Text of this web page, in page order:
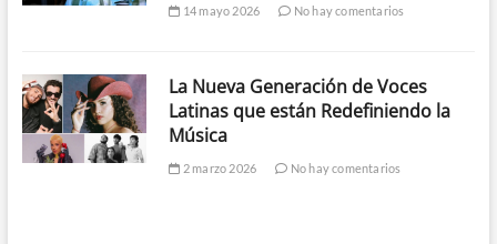
14 mayo 2026 No hay comentarios
La Nueva Generación de Voces
Latinas que están Redefiniendo la
Música
2 marzo 2026 No hay comentarios